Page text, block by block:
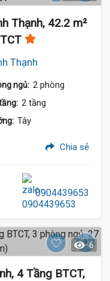
Thạnh, 42.2 m²
Thạnh
ngủ: 2 phòng
2 tầng
Tây
Chia sẻ
0904439653
6
4 Tầng BTCT,